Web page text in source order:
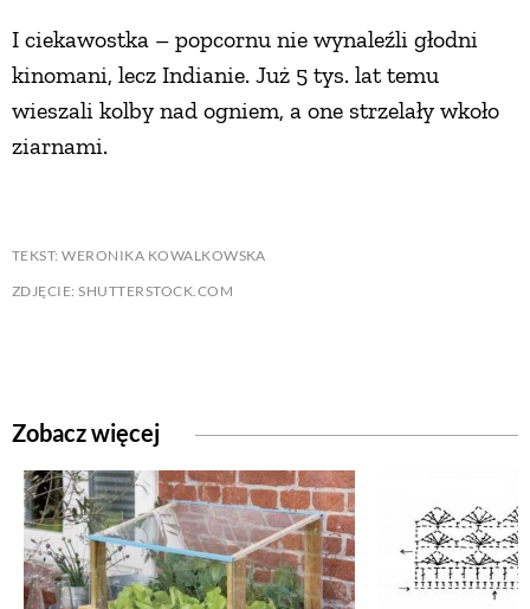
I ciekawostka – popcornu nie wynaleźli głodni
kinomani, lecz Indianie. Już 5 tys. lat temu
wieszali kolby nad ogniem, a one strzelały wkoło
ziarnami.
TEKST: WERONIKA KOWALKOWSKA
ZDJĘCIE: SHUTTERSTOCK.COM
Zobacz więcej